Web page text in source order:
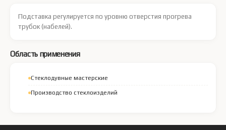
Подставка регулируется по уровню отверстия прогрева
трубок (набелей).
Область применения
Стеклодувные мастерские
Производство стеклоизделий